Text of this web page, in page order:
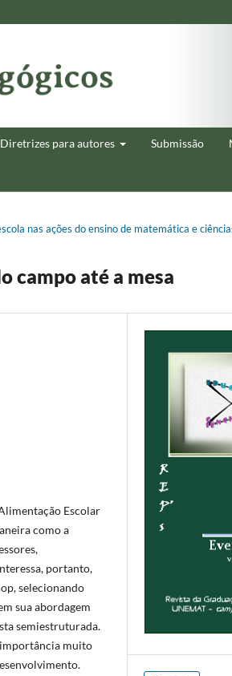
Diretrizes para autores Submissão
nas ações do ensino de matemática e
campo até a mesa
Escolar
como a
portanto,
selecionando
sua abordagem
semiestruturada.
importância muito